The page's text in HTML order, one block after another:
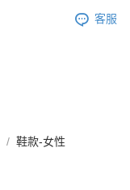
客服
鞋款-女性